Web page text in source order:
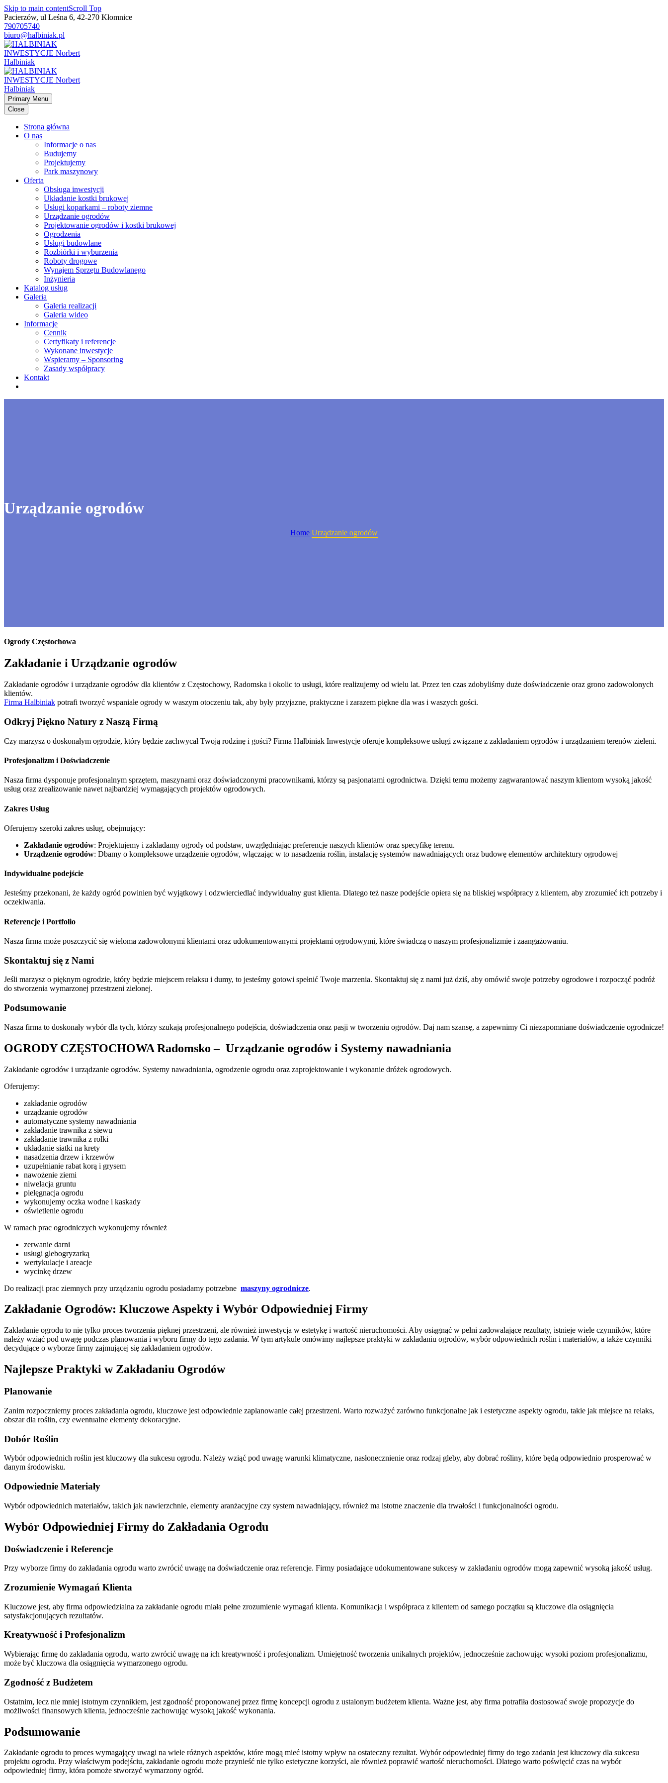
Skip to main contentScroll Top
Pacierzów, ul Leśna 6, 42-270 Kłomnice
790705740
biuro@halbiniak.pl
Primary Menu
Close
Strona główna
O nas
Informacje o nas
Budujemy
Projektujemy
Park maszynowy
Oferta
Obsługa inwestycji
Układanie kostki brukowej
Usługi koparkami – roboty ziemne
Urządzanie ogrodów
Projektowanie ogrodów i kostki brukowej
Ogrodzenia
Usługi budowlane
Rozbiórki i wyburzenia
Roboty drogowe
Wynajem Sprzętu Budowlanego
Inżynieria
Katalog usług
Galeria
Galeria realizacji
Galeria wideo
Informacje
Cennik
Certyfikaty i referencje
Wykonane inwestycje
Wspieramy – Sponsoring
Zasady współpracy
Kontakt
Urządzanie ogrodów
Home Urządzanie ogrodów
Ogrody Częstochowa
Zakładanie i Urządzanie ogrodów
Zakładanie ogrodów i urządzanie ogrodów dla klientów z Częstochowy, Radomska i okolic to usługi, które realizujemy od wielu lat. Przez ten czas zdobyliśmy duże doświadczenie oraz grono zadowolonych
klientów.
Firma Halbiniak potrafi tworzyć wspaniałe ogrody w waszym otoczeniu tak, aby były przyjazne, praktyczne i zarazem piękne dla was i waszych gości.
Odkryj Piękno Natury z Naszą Firmą
Czy marzysz o doskonałym ogrodzie, który będzie zachwycał Twoją rodzinę i gości? Firma Halbiniak Inwestycje oferuje kompleksowe usługi związane z zakładaniem ogrodów i urządzaniem terenów zieleni.
Profesjonalizm i Doświadczenie
Nasza firma dysponuje profesjonalnym sprzętem, maszynami oraz doświadczonymi pracownikami, którzy są pasjonatami ogrodnictwa. Dzięki temu możemy zagwarantować naszym klientom wysoką jakość
usług oraz zrealizowanie nawet najbardziej wymagających projektów ogrodowych.
Zakres Usług
Oferujemy szeroki zakres usług, obejmujący:
Zakładanie ogrodów: Projektujemy i zakładamy ogrody od podstaw, uwzględniając preferencje naszych klientów oraz specyfikę terenu.
Urządzenie ogrodów: Dbamy o kompleksowe urządzenie ogrodów, włączając w to nasadzenia roślin, instalację systemów nawadniających oraz budowę elementów architektury ogrodowej
Indywidualne podejście
Jesteśmy przekonani, że każdy ogród powinien być wyjątkowy i odzwierciedlać indywidualny gust klienta. Dlatego też nasze podejście opiera się na bliskiej współpracy z klientem, aby zrozumieć ich potrzeby i
oczekiwania.
Referencje i Portfolio
Nasza firma może poszczycić się wieloma zadowolonymi klientami oraz udokumentowanymi projektami ogrodowymi, które świadczą o naszym profesjonalizmie i zaangażowaniu.
Skontaktuj się z Nami
Jeśli marzysz o pięknym ogrodzie, który będzie miejscem relaksu i dumy, to jesteśmy gotowi spełnić Twoje marzenia. Skontaktuj się z nami już dziś, aby omówić swoje potrzeby ogrodowe i rozpocząć podróż
do stworzenia wymarzonej przestrzeni zielonej.
Podsumowanie
Nasza firma to doskonały wybór dla tych, którzy szukają profesjonalnego podejścia, doświadczenia oraz pasji w tworzeniu ogrodów. Daj nam szansę, a zapewnimy Ci niezapomniane doświadczenie ogrodnicze!
OGRODY CZĘSTOCHOWA Radomsko – Urządzanie ogrodów i Systemy nawadniania
Zakładanie ogrodów i urządzanie ogrodów. Systemy nawadniania, ogrodzenie ogrodu oraz zaprojektowanie i wykonanie dróżek ogrodowych.
Oferujemy:
zakładanie ogrodów
urządzanie ogrodów
automatyczne systemy nawadniania
zakładanie trawnika z siewu
zakładanie trawnika z rolki
układanie siatki na krety
nasadzenia drzew i krzewów
uzupełnianie rabat korą i grysem
nawożenie ziemi
niwelacja gruntu
pielęgnacja ogrodu
wykonujemy oczka wodne i kaskady
oświetlenie ogrodu
W ramach prac ogrodniczych wykonujemy również
zerwanie darni
usługi glebogryzarką
wertykulacje i areacje
wycinkę drzew
Do realizacji prac ziemnych przy urządzaniu ogrodu posiadamy potrzebne maszyny ogrodnicze.
Zakładanie Ogrodów: Kluczowe Aspekty i Wybór Odpowiedniej Firmy
Zakładanie ogrodu to nie tylko proces tworzenia pięknej przestrzeni, ale również inwestycja w estetykę i wartość nieruchomości. Aby osiągnąć w pełni zadowalające rezultaty, istnieje wiele czynników, które
należy wziąć pod uwagę podczas planowania i wyboru firmy do tego zadania. W tym artykule omówimy najlepsze praktyki w zakładaniu ogrodów, wybór odpowiednich roślin i materiałów, a także czynniki
decydujące o wyborze firmy zajmującej się zakładaniem ogrodów.
Najlepsze Praktyki w Zakładaniu Ogrodów
Planowanie
Zanim rozpoczniemy proces zakładania ogrodu, kluczowe jest odpowiednie zaplanowanie całej przestrzeni. Warto rozważyć zarówno funkcjonalne jak i estetyczne aspekty ogrodu, takie jak miejsce na relaks,
obszar dla roślin, czy ewentualne elementy dekoracyjne.
Dobór Roślin
Wybór odpowiednich roślin jest kluczowy dla sukcesu ogrodu. Należy wziąć pod uwagę warunki klimatyczne, nasłonecznienie oraz rodzaj gleby, aby dobrać rośliny, które będą odpowiednio prosperować w
danym środowisku.
Odpowiednie Materiały
Wybór odpowiednich materiałów, takich jak nawierzchnie, elementy aranżacyjne czy system nawadniający, również ma istotne znaczenie dla trwałości i funkcjonalności ogrodu.
Wybór Odpowiedniej Firmy do Zakładania Ogrodu
Doświadczenie i Referencje
Przy wyborze firmy do zakładania ogrodu warto zwrócić uwagę na doświadczenie oraz referencje. Firmy posiadające udokumentowane sukcesy w zakładaniu ogrodów mogą zapewnić wysoką jakość usług.
Zrozumienie Wymagań Klienta
Kluczowe jest, aby firma odpowiedzialna za zakładanie ogrodu miała pełne zrozumienie wymagań klienta. Komunikacja i współpraca z klientem od samego początku są kluczowe dla osiągnięcia
satysfakcjonujących rezultatów.
Kreatywność i Profesjonalizm
Wybierając firmę do zakładania ogrodu, warto zwrócić uwagę na ich kreatywność i profesjonalizm. Umiejętność tworzenia unikalnych projektów, jednocześnie zachowując wysoki poziom profesjonalizmu,
może być kluczowa dla osiągnięcia wymarzonego ogrodu.
Zgodność z Budżetem
Ostatnim, lecz nie mniej istotnym czynnikiem, jest zgodność proponowanej przez firmę koncepcji ogrodu z ustalonym budżetem klienta. Ważne jest, aby firma potrafiła dostosować swoje propozycje do
możliwości finansowych klienta, jednocześnie zachowując wysoką jakość wykonania.
Podsumowanie
Zakładanie ogrodu to proces wymagający uwagi na wiele różnych aspektów, które mogą mieć istotny wpływ na ostateczny rezultat. Wybór odpowiedniej firmy do tego zadania jest kluczowy dla sukcesu
projektu ogrodu. Przy właściwym podejściu, zakładanie ogrodu może przynieść nie tylko estetyczne korzyści, ale również poprawić wartość nieruchomości. Dlatego warto poświęcić czas na wybór
odpowiedniej firmy, która pomoże stworzyć wymarzony ogród.